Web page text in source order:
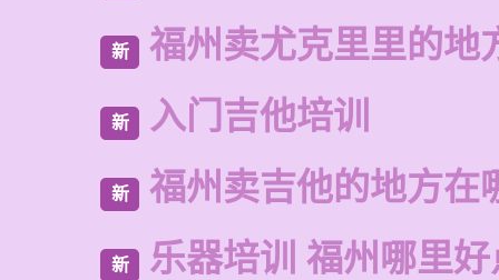
新 福州卖尤克里里的地
新 入门吉他培训
新 福州卖吉他的地方在
新 乐器培训 福州哪里